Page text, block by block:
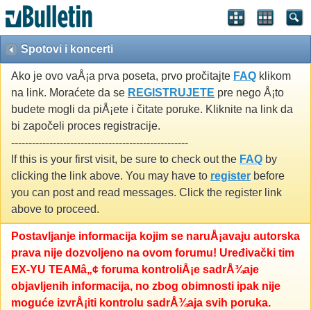
Spotovi i koncerti
Ako je ovo vaÅ¡a prva poseta, prvo pročitajte FAQ klikom
na link. Moraćete da se REGISTRUJETE pre nego Å¡to
budete mogli da piÅ¡ete i čitate poruke. Kliknite na link da
bi započeli proces registracije.
---------------------------------------------------
If this is your first visit, be sure to check out the FAQ by
clicking the link above. You may have to register before
you can post and read messages. Click the register link
above to proceed.
Postavljanje informacija kojim se naruÅ¡avaju autorska
prava nije dozvoljeno na ovom forumu! Uređivački tim
EX-YU TEAMâ„¢ foruma kontroliÅ¡e sadrÅ¾aje
objavljenih informacija, no zbog obimnosti ipak nije
moguće izvrÅ¡iti kontrolu sadrÅ¾aja svih poruka.